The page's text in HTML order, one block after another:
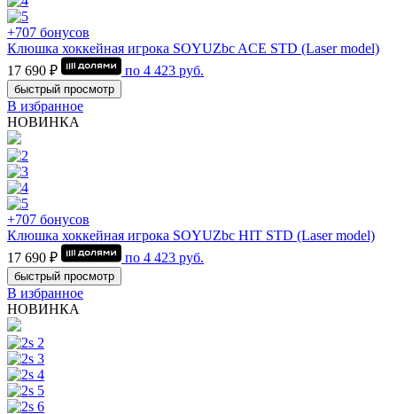
+707 бонусов
Клюшка хоккейная игрока SOYUZbc ACE STD (Laser model)
17 690 ₽
по 4 423 руб.
быстрый просмотр
В избранное
НОВИНКА
+707 бонусов
Клюшка хоккейная игрока SOYUZbc HIT STD (Laser model)
17 690 ₽
по 4 423 руб.
быстрый просмотр
В избранное
НОВИНКА